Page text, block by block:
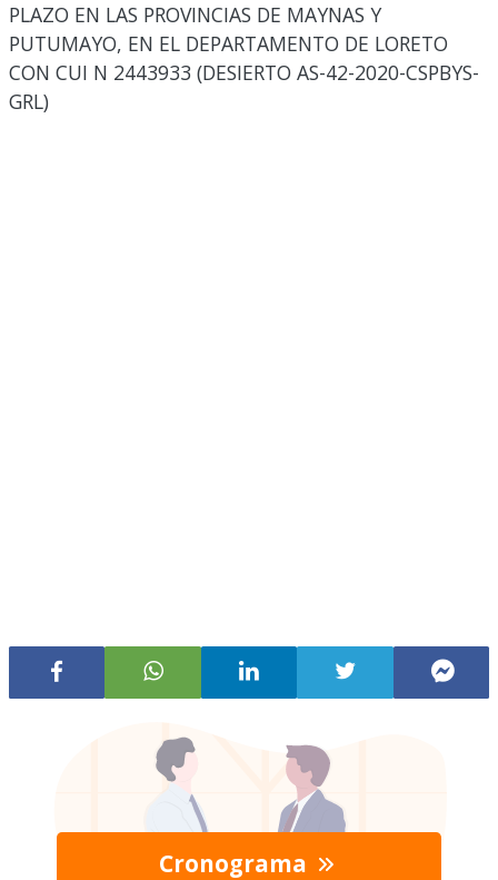
PLAZO EN LAS PROVINCIAS DE MAYNAS Y
PUTUMAYO, EN EL DEPARTAMENTO DE LORETO
CON CUI N 2443933 (DESIERTO AS-42-2020-CSPBYS-
GRL)
Cronograma